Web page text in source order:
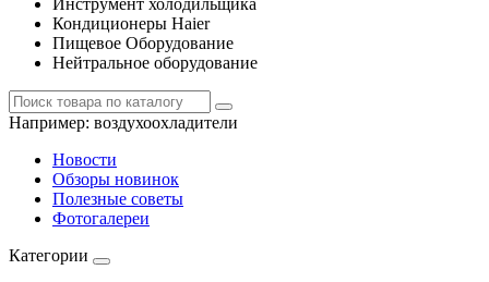
Инструмент холодильщика
Кондиционеры Haier
Пищевое Оборудование
Нейтральное оборудование
Например: воздухоохладители
Новости
Обзоры новинок
Полезные советы
Фотогалереи
Категории